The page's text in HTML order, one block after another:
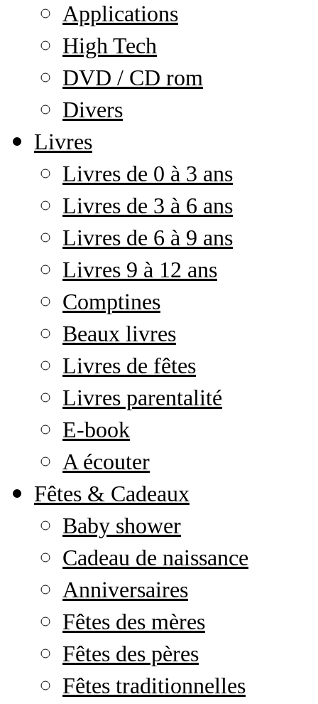
Applications
High Tech
DVD / CD rom
Divers
Livres
Livres de 0 à 3 ans
Livres de 3 à 6 ans
Livres de 6 à 9 ans
Livres 9 à 12 ans
Comptines
Beaux livres
Livres de fêtes
Livres parentalité
E-book
A écouter
Fêtes & Cadeaux
Baby shower
Cadeau de naissance
Anniversaires
Fêtes des mères
Fêtes des pères
Fêtes traditionnelles